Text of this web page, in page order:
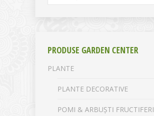
PRODUSE GARDEN CENTER
PLANTE
PLANTE DECORATIVE
POMI & ARBUȘTI FRUCTIFERI